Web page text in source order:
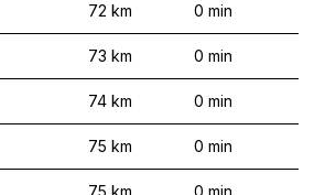
72 km 0 min
73 km 0 min
74 km 0 min
75 km 0 min
75 km 0 min